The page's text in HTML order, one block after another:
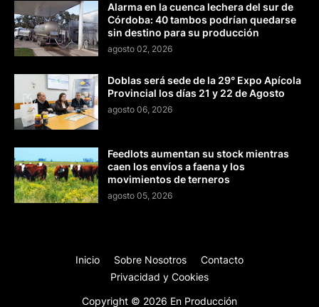
Alarma en la cuenca lechera del sur de
Córdoba: 40 tambos podrían quedarse
sin destino para su producción
agosto 02, 2026
Doblas será sede de la 29° Expo Apícola
Provincial los días 21 y 22 de Agosto
agosto 06, 2026
Feedlots aumentan su stock mientras
caen los envíos a faena y los
movimientos de terneros
agosto 05, 2026
Copyright © 2026 En Producción
Inicio Sobre Nosotros
Contacto
Privacidad y Cookies